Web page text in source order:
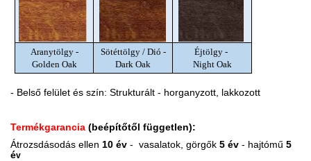
Aranytölgy -
Golden Oak
Sötéttölgy / Dió -
Dark Oak
Éjtölgy -
Night Oak
- Belső felület és szín: Strukturált - horganyzott, lakkozott
Termékgarancia (beépítőtől független):
Átrozsdásodás ellen 10 év - vasalatok, görgők 5 év - hajtómű 5
év